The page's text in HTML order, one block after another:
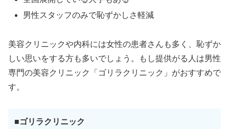
男性スタッフのみで恥ずかしさ軽減
美容クリニックや内科には女性の患者さんも多く、恥ずか
しい思いをする方も多いでしょう。もし提供がる人は男性
専門の美容クリニック「ゴリラクリニック」がおすすめで
す。
■ゴリラクリニック